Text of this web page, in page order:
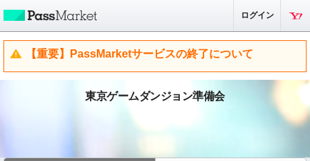
ログイン
【重要】PassMarketサービスの終了について
東京ゲームダンジョン準備会